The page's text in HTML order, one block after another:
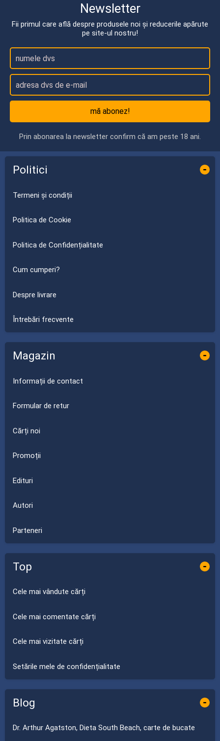
Newsletter
Fii primul care află despre produsele noi și reducerile apărute
pe site-ul nostru!
mă abonez!
Prin abonarea la newsletter confirm că am peste 18 ani.
Politici -
Termeni și condiții
Politica de Cookie
Politica de Confidențialitate
Cum cumperi?
Despre livrare
Întrebări frecvente
Magazin -
Informații de contact
Formular de retur
Cărți noi
Promoții
Edituri
Autori
Parteneri
Top -
Cele mai vândute cărți
Cele mai comentate cărți
Cele mai vizitate cărți
Setările mele de confidențialitate
Blog -
Dr. Arthur Agatston, Dieta South Beach, carte de bucate